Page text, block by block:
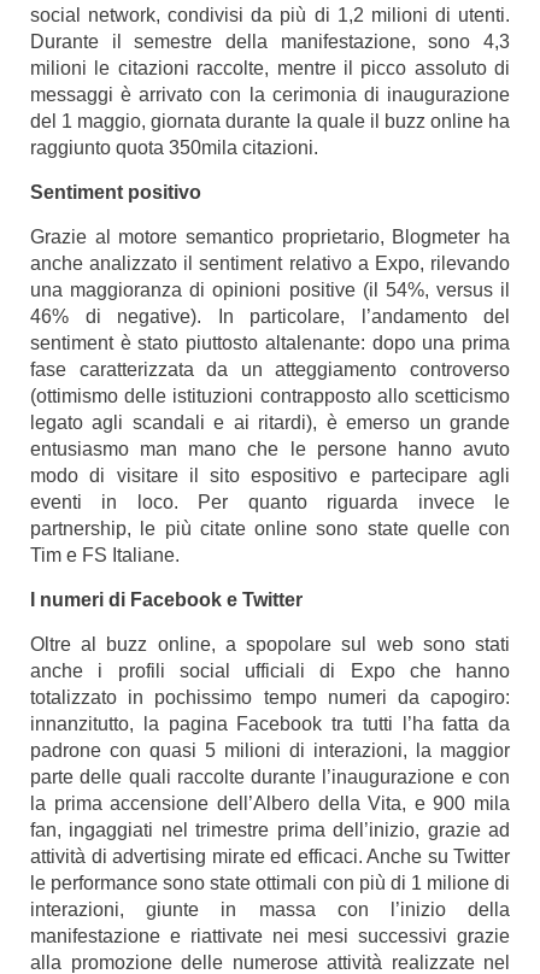
social network, condivisi da più di 1,2 milioni di utenti.
Durante il semestre della manifestazione, sono 4,3
milioni le citazioni raccolte, mentre il picco assoluto di
messaggi è arrivato con la cerimonia di inaugurazione
del 1 maggio, giornata durante la quale il buzz online ha
raggiunto quota 350mila citazioni.
Sentiment positivo
Grazie al motore semantico proprietario, Blogmeter ha
anche analizzato il sentiment relativo a Expo, rilevando
una maggioranza di opinioni positive (il 54%, versus il
46% di negative). In particolare, l’andamento del
sentiment è stato piuttosto altalenante: dopo una prima
fase caratterizzata da un atteggiamento controverso
(ottimismo delle istituzioni contrapposto allo scetticismo
legato agli scandali e ai ritardi), è emerso un grande
entusiasmo man mano che le persone hanno avuto
modo di visitare il sito espositivo e partecipare agli
eventi in loco. Per quanto riguarda invece le
partnership, le più citate online sono state quelle con
Tim e FS Italiane.
I numeri di Facebook e Twitter
Oltre al buzz online, a spopolare sul web sono stati
anche i profili social ufficiali di Expo che hanno
totalizzato in pochissimo tempo numeri da capogiro:
innanzitutto, la pagina Facebook tra tutti l’ha fatta da
padrone con quasi 5 milioni di interazioni, la maggior
parte delle quali raccolte durante l’inaugurazione e con
la prima accensione dell’Albero della Vita, e 900 mila
fan, ingaggiati nel trimestre prima dell’inizio, grazie ad
attività di advertising mirate ed efficaci. Anche su Twitter
le performance sono state ottimali con più di 1 milione di
interazioni, giunte in massa con l’inizio della
manifestazione e riattivate nei mesi successivi grazie
alla promozione delle numerose attività realizzate nel